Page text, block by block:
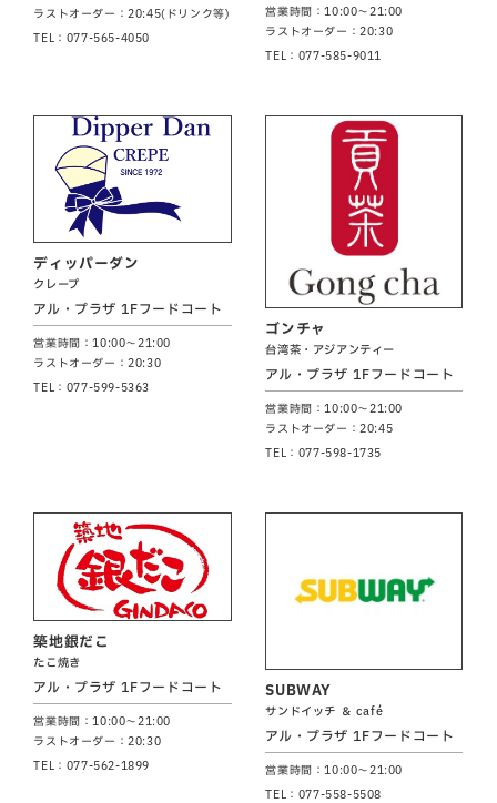
ラストオーダー：20:45(ドリンク等)
TEL：077-565-4050
営業時間：10:00～21:00
ラストオーダー：20:30
TEL：077-585-9011
ディッパーダン
クレープ
アル・プラザ 1Fフードコート
営業時間：10:00～21:00
ラストオーダー：20:30
TEL：077-599-5363
ゴンチャ
台湾茶・アジアンティー
アル・プラザ 1Fフードコート
営業時間：10:00～21:00
ラストオーダー：20:45
TEL：077-598-1735
築地銀だこ
たこ焼き
アル・プラザ 1Fフードコート
営業時間：10:00～21:00
ラストオーダー：20:30
TEL：077-562-1899
SUBWAY
サンドイッチ ＆ café
アル・プラザ 1Fフードコート
営業時間：10:00～21:00
TEL：077-558-5508